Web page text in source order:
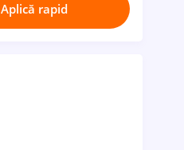
Aplică rapid